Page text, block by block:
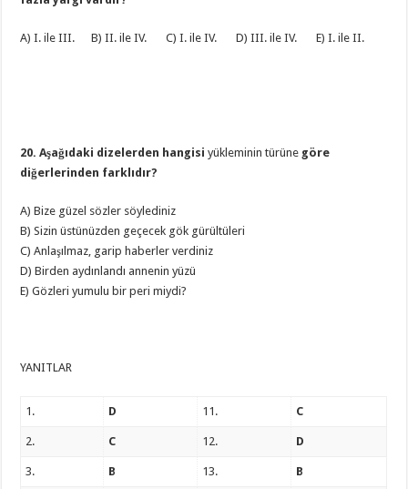
A) I. ile III. B) II. ile IV. C) I. ile IV. D) III. ile IV. E) I. ile II.
20. Aşağıdaki dizelerden hangisiyükleminin türüne göre
diğerlerinden farklıdır?
A) Bize güzel sözler söylediniz
B) Sizin üstünüzden geçecek gök gürültüleri
C) Anlaşılmaz, garip haberler verdiniz
D) Birden aydınlandı annenin yüzü
E) Gözleri yumulu bir peri miydi?
YANITLAR
1. D 11. C
2. C 12. D
3. B 13. B